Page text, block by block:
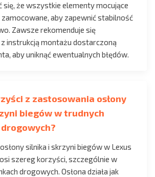
się, że wszystkie elementy mocujące
aby zapewnić stabilność
Zawsze rekomenduje się
z instrukcją montażu dostarczoną
aby uniknąć ewentualnych błędów.
z zastosowania osłony
biegów w trudnych
silnika i skrzyni biegów w Lexus
szereg korzyści, szczególnie w
drogowych. Osłona działa jak